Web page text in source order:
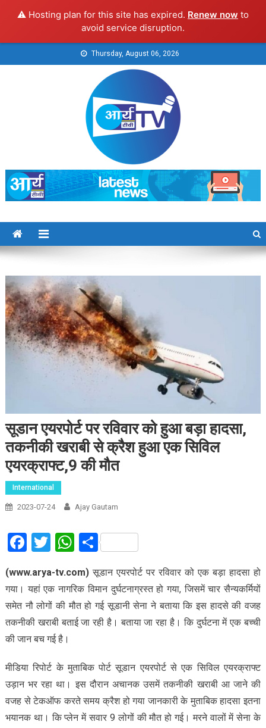
⚠️ Hosting plan for this site has expired. Renew now to
avoid service disruption.
to
Thursday, August 06, 2026
Arya TV
सूडान एयरपोर्ट पर रविवार को हुआ बड़ा हादसा,
तकनीकी खराबी से क्रैश हुआ एक सिविल
एयरक्राफ्ट,9 की मौत
International
2023-07-24 Ajay Gautam
Facebook
Twitter
WhatsApp
Share
(www.arya-tv.com)सूडान एयरपोर्ट पर रविवार को एक बड़ा हादसा हो
गया। यहां एक नागरिक विमान दुर्घटनाग्रस्त हो गया, जिसमें चार सैन्यकर्मियों
समेत नौ लोगों की मौत हो गई सूडानी सेना ने बताया कि इस हादसे की वजह
तकनीकी खराबी बताई जा रही है। बताया जा रहा है। कि दुर्घटना में एक बच्ची
की जान बच गई है।
मीडिया रिपोर्ट के मुताबिक पोर्ट सूडान एयरपोर्ट से एक सिविल एयरक्राफ्ट
उड़ान भर रहा था। इस दौरान अचानक उसमें तकनीकी खराबी आ जाने की
वजह से टेकऑफ करते समय क्रैश हो गया जानकारी के मुताबिक हादसा इतना
भयानक था। कि प्लेन में सवार 9 लोगों की मौत हो गई। मरने वालों में सेना के